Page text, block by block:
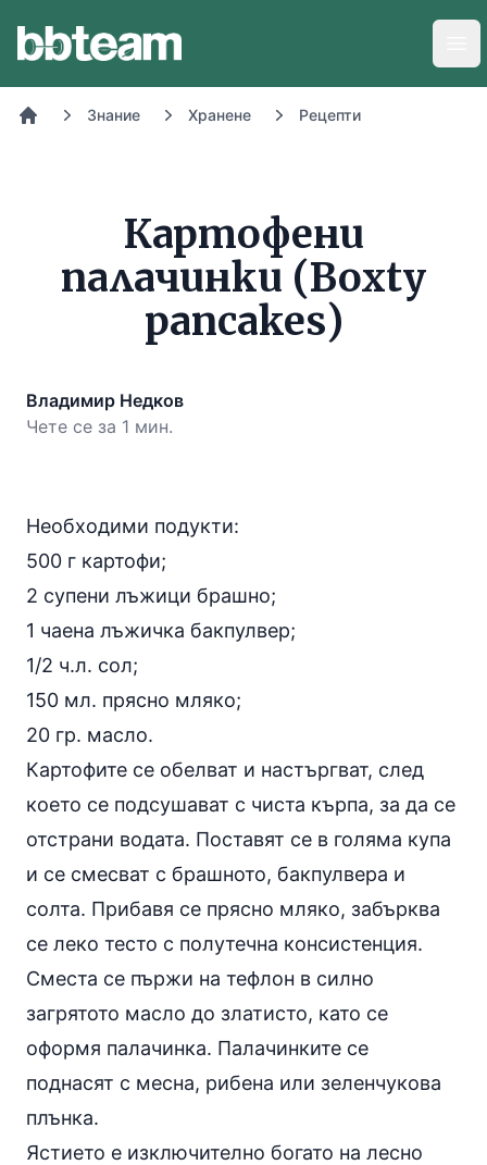
Знание Хранене Рецепти
Картофени
палачинки (Boxty
pancakes)
Владимир Недков
Чете се за 1 мин.
Необходими подукти:
500 г картофи;
2 супени лъжици брашно;
1 чаена лъжичка бакпулвер;
1/2 ч.л. сол;
150 мл. прясно мляко;
20 гр. масло.
Картофите се обелват и настъргват, след
което се подсушават с чиста кърпа, за да се
отстрани водата. Поставят се в голяма купа
и се смесват с брашното, бакпулвера и
солта. Прибавя се прясно мляко, забърква
се леко тесто с полутечна консистенция.
Сместа се пържи на тефлон в силно
загрятото масло до златисто, като се
оформя палачинка. Палачинките се
поднасят с месна, рибена или зеленчукова
плънка.
Ястието е изключително богато на лесно